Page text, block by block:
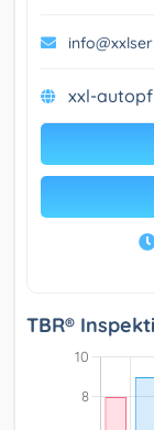
xxl-
TBR®